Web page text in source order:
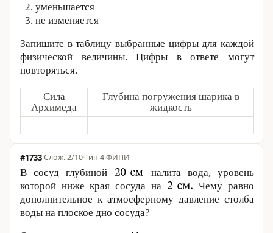
уменьшается
не изменяется
Запишите в таблицу выбранные цифры для каждой
физической величины. Цифры в ответе могут
повторяться.
Сила
Архимеда
Глубина погружения шарика в
жидкость
#1733· 2/10·Тип 4·ФИПИ
В сосуд глубиной
налита вода, уровень
которой ниже края сосуда на
Чему равно
дополнительное к атмосферному давление столба
воды на плоское дно сосуда?